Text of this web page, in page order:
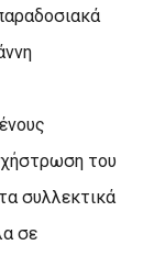
του
συλλεκτικά
σε